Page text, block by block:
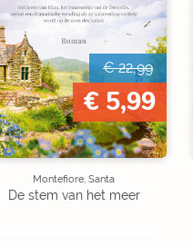
€ 22,99
€ 5,99
Montefiore, Santa
De stem van het meer